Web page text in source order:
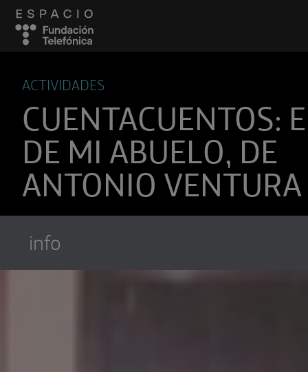
ACTIVIDADES
CUENTACUENTOS:
DE MI ABUELO, DE
ANTONIO VENTURA
info